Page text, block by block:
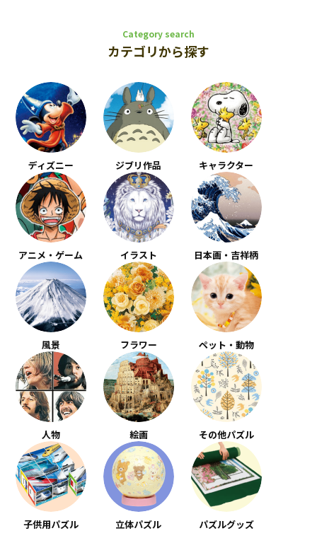
Category search
カテゴリから探す
ディズニー ジブリ作品 キャラクター
アニメ・ゲーム イラスト 日本画・吉祥柄
風景 フラワー ペット・動物
人物 絵画 その他パズル
子供用パズル 立体パズル パズルグッズ